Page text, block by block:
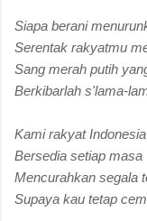
Siapa berani
Serentak rakyatmu
Sang merah putih
Berkibarlah s'lama-
Kami rakyat Indonesia
Bersedia setiap masa
Mencurahkan segala
Supaya kau tetap